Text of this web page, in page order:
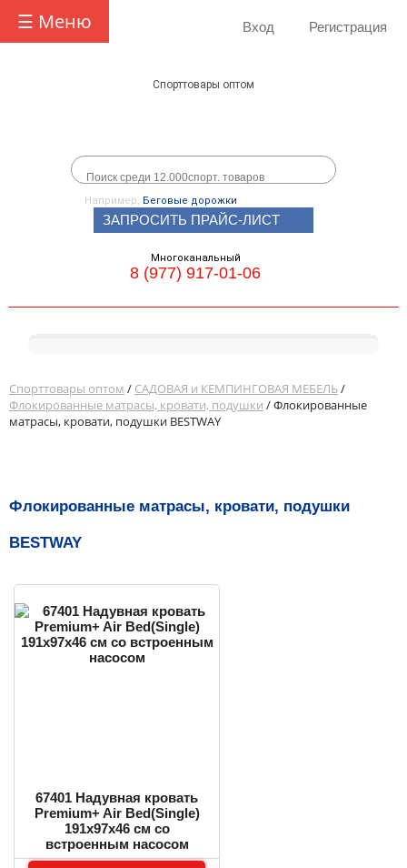
☰ Меню Вход Регистрация
Спорттовары оптом
Например, Беговые дорожки
ЗАПРОСИТЬ ПРАЙС-ЛИСТ
Многоканальный
8 (977) 917-01-06
Спорттовары оптом / САДОВАЯ и КЕМПИНГОВАЯ МЕБЕЛЬ/
Флокированные матрасы, кровати, подушки / Флокированные
матрасы, кровати, подушки BESTWAY
Флокированные матрасы, кровати, подушки
BESTWAY
67401 Надувная кровать
Premium+ Air Bed(Single)
191х97х46 см со
встроенным насосом